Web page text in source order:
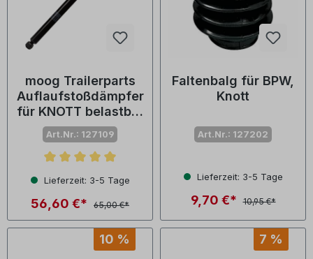
moog Trailerparts
Auflaufstoßdämpfer
für KNOTT belastbar
bis
Art.Nr.: 127109
Durchschnittliche Bewertung von 5 von 5 Sternen
Lieferzeit: 3-5 Tage
56,60 €* 65,00 €*
Faltenbalg für BPW,
Knott
Art.Nr.: 127202
Lieferzeit: 3-5 Tage
9,70 €* 10,95 €*
10 % 7 %